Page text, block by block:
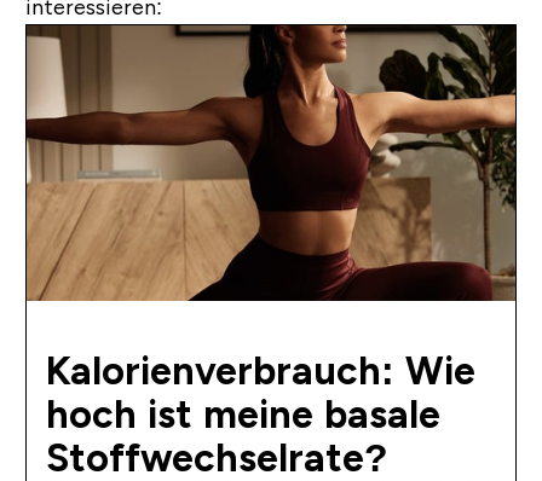
interessieren:
Kalorienverbrauch: Wie
hoch ist meine basale
Stoffwechselrate?